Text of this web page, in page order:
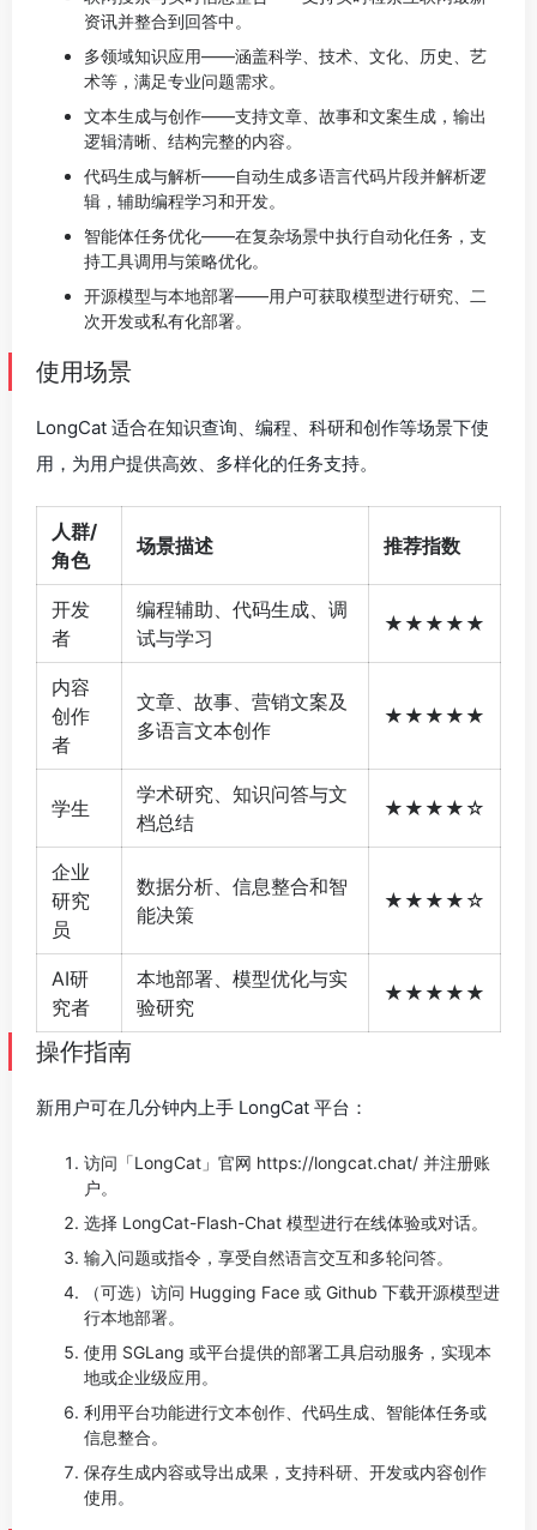
资讯并整合到回答中。
多领域知识应用——涵盖科学、技术、文化、历史、艺
术等，满足专业问题需求。
文本生成与创作——支持文章、故事和文案生成，输出
逻辑清晰、结构完整的内容。
代码生成与解析——自动生成多语言代码片段并解析逻
辑，辅助编程学习和开发。
智能体任务优化——在复杂场景中执行自动化任务，支
持工具调用与策略优化。
开源模型与本地部署——用户可获取模型进行研究、二
次开发或私有化部署。
使用场景
LongCat 适合在知识查询、编程、科研和创作等场景下使
用，为用户提供高效、多样化的任务支持。
人群/
角色
场景描述 推荐指数
开发
者
编程辅助、代码生成、调
试与学习
★★★★★
内容
创作
者
文章、故事、营销文案及
多语言文本创作
★★★★★
学生
学术研究、知识问答与文
档总结
★★★★☆
企业
研究
员
数据分析、信息整合和智
能决策
★★★★☆
AI研
究者
本地部署、模型优化与实
验研究
★★★★★
操作指南
新用户可在几分钟内上手 LongCat 平台：
访问「LongCat」官网 https://longcat.chat/ 并注册账
户。
选择 LongCat-Flash-Chat 模型进行在线体验或对话。
输入问题或指令，享受自然语言交互和多轮问答。
（可选）访问 Hugging Face 或 Github 下载开源模型进
行本地部署。
使用 SGLang 或平台提供的部署工具启动服务，实现本
地或企业级应用。
利用平台功能进行文本创作、代码生成、智能体任务或
信息整合。
保存生成内容或导出成果，支持科研、开发或内容创作
使用。